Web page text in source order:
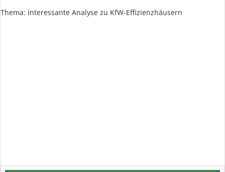
Thema: Interessante Analyse zu KfW-Effizienzhäusern